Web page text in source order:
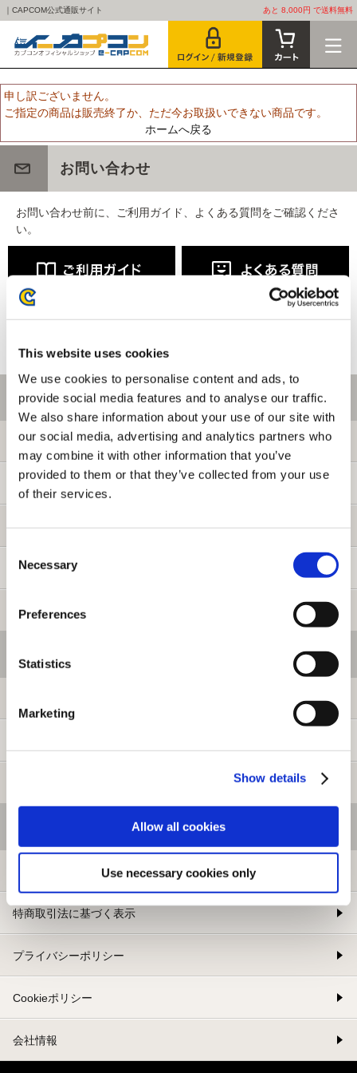
This website uses cookies
We use cookies to personalise content and ads, to
provide social media features and to analyse our traffic.
We also share information about your use of our site with
our social media, advertising and analytics partners who
may combine it with other information that you’ve
provided to them or that they’ve collected from your use
of their services.
Consent
Selection
Necessary
Preferences
Statistics
Marketing
Show details
Allow all cookies
Use necessary cookies only
｜CAPCOM公式通販サイト あと 8,000円 で送料無料
申し訳ございません。
ご指定の商品は販売終了か、ただ今お取扱いできない商品です。
ホームへ戻る
お問い合わせ
お問い合わせ前に、ご利用ガイド、よくある質問をご確認くださ
い。
ご利用情報
初めての方へ
ご利用ガイド
よくある質問
お問い合わせ
提携サイト募集
会員メニュー
特商取引法に基づく表示
プライバシーポリシー
Cookieポリシー
会社情報